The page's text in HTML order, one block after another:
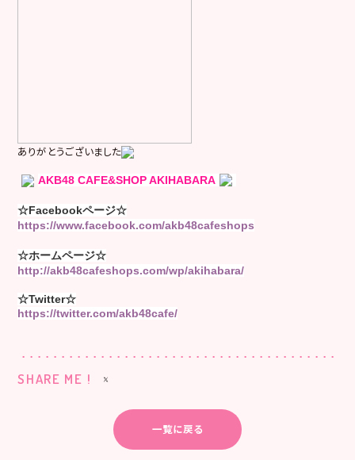
ありがとうございました
AKB48 CAFE&SHOP AKIHABARA
☆Facebookページ☆
https://www.facebook.com/akb48cafeshops
☆ホームページ☆
http://akb48cafeshops.com/wp/akihabara/
☆Twitter☆
https://twitter.com/akb48cafe/
SHARE ME !
一覧に戻る